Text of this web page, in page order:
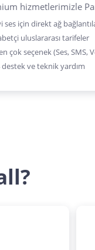
hizmetlerimizle
ses için direkt ağ
uluslararası tarifeler
çok seçenek (Ses, SMS,
ve teknik yardım